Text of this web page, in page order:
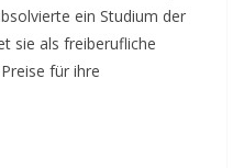
ein Studium der
sie als freiberufliche
für ihre